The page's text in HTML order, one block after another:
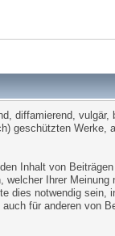
diffamierend, vulgär,
geschützten Werke,
Inhalt von
Ihrer Meinung
dies notwendig sein,
für anderen von